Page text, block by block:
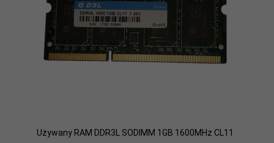
Używany RAM DDR3L SODIMM 1GB 1600MHz CL11